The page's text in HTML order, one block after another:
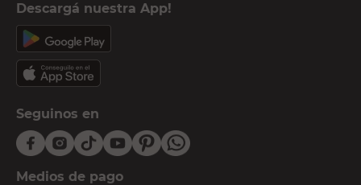
Descargá nuestra App!
Seguinos en
Medios de pago